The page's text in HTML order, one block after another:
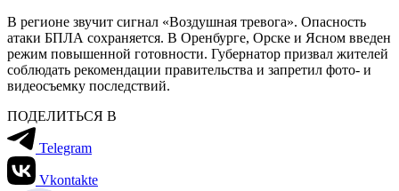
В регионе звучит сигнал «Воздушная тревога». Опасность
атаки БПЛА сохраняется. В Оренбурге, Орске и Ясном введен
режим повышенной готовности. Губернатор призвал жителей
соблюдать рекомендации правительства и запретил фото- и
видеосъемку последствий.
ПОДЕЛИТЬСЯ В
Telegram
Vkontakte